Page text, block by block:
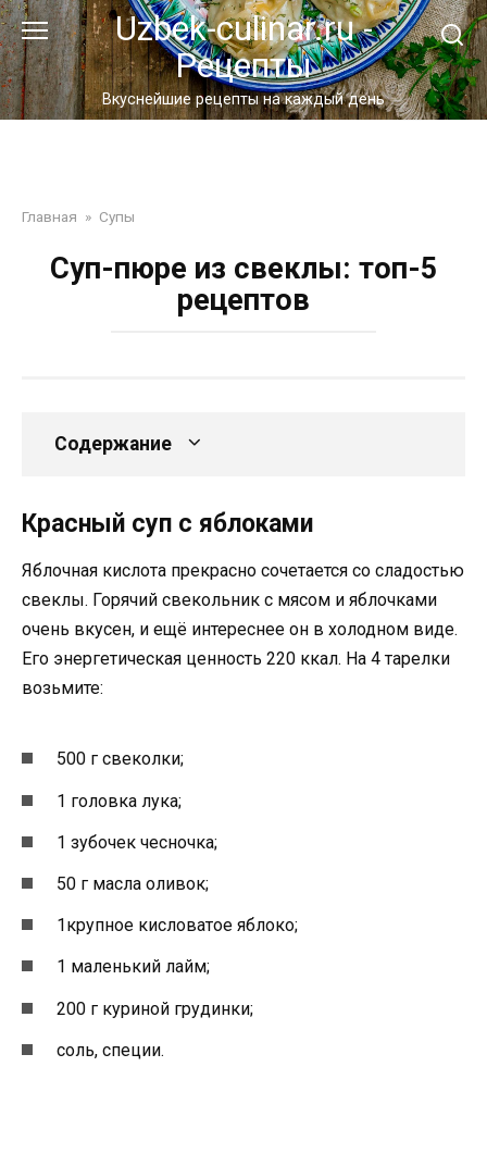
Перейти
к
контенту
Uzbek-culinar.ru -
Рецепты
Вкуснейшие рецепты на каждый день
Главная » Супы
Суп-пюре из свеклы: топ-5
рецептов
Содержание
Красный суп с яблоками
Яблочная кислота прекрасно сочетается со сладостью
свеклы. Горячий свекольник с мясом и яблочками
очень вкусен, и ещё интереснее он в холодном виде.
Его энергетическая ценность 220 ккал. На 4 тарелки
возьмите:
500 г свеколки;
1 головка лука;
1 зубочек чесночка;
50 г масла оливок;
1крупное кисловатое яблоко;
1 маленький лайм;
200 г куриной грудинки;
соль, специи.